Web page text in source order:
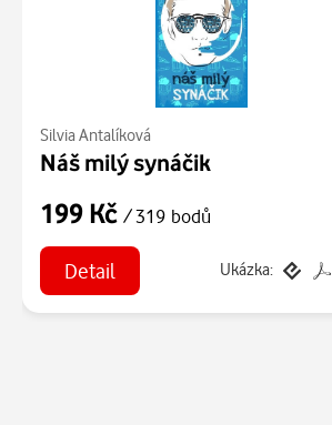
Silvia Antalíková
Náš milý synáčik
199 Kč / 319 bodů
Detail Ukázka: